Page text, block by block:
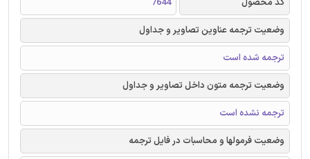
کد محصول
7644
وضعیت ترجمه عناوین تصاویر و جداول
ترجمه شده است
وضعیت ترجمه متون داخل تصاویر و جداول
ترجمه نشده است
وضعیت فرمولها و محاسبات در فایل ترجمه